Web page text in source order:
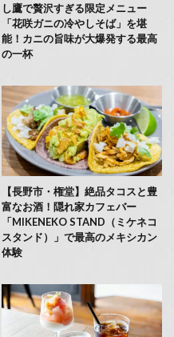
し鷹で贅沢すぎる限定メニュー
「花咲ガニの冷やしそば」を堪
能！カニの旨味が大爆発する最高
の一杯
【長野市・権堂】絶品タコスと豊
富なお酒！隠れ家カフェバー
「MIKENEKO STAND（ミケネコ
スタンド）」で最高のメキシカン
体験